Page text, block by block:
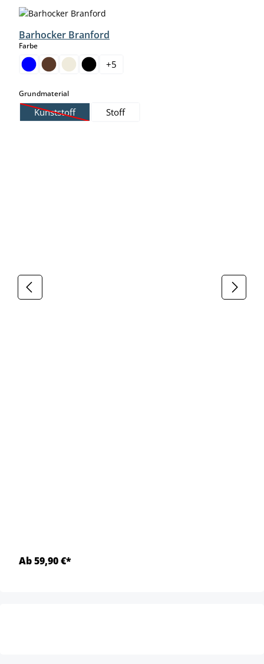
Barhocker Branford
Farbeauswählen
+5
Grundmaterialauswählen
Kunststoff
(Diese Option ist zurzeit nicht verfügbar.)
Stoff
Ab 59,90 €*